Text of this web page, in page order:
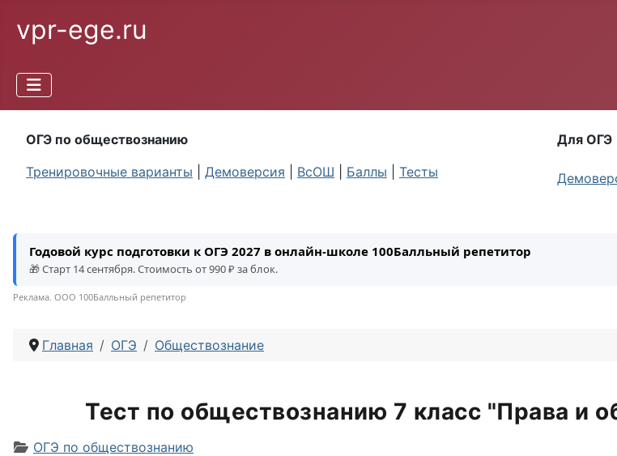
vpr-ege.ru
ОГЭ по обществознанию
Тренировочные варианты
Демоверсия ВсОШ Баллы Тесты
Для ОГЭ
Годовой курс подготовки к ОГЭ 2027 в онлайн-школе 100Балльный репетитор
🎁 Старт 14 сентября. Стоимость от 990 ₽ за блок.
Реклама. ООО 100Балльный репетитор
Главная ОГЭ Обществознание
Тест по обществознанию 7 класс "Права и
Информация о материале
ОГЭ по обществознанию